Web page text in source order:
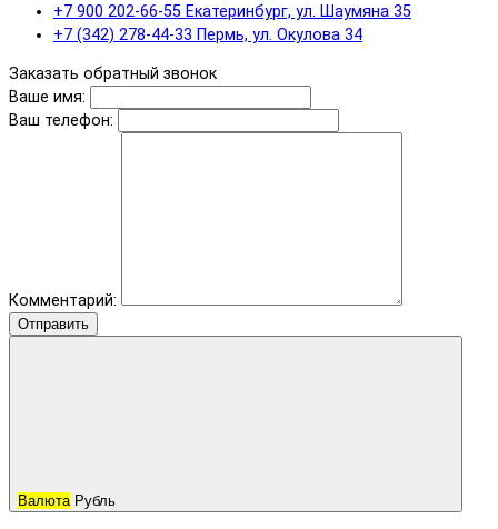
+7 900 202-66-55 Екатеринбург, ул. Шаумяна 35
+7 (342) 278-44-33 Пермь, ул. Окулова 34
Заказать обратный звонок
Ваше имя:
Ваш телефон:
Комментарий:
Отправить
Валюта Рубль